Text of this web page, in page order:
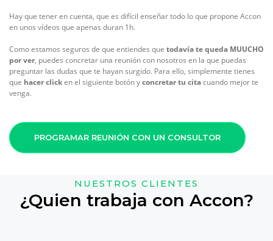
Hay que tener en cuenta, que es difícil enseñar todo lo que propone Accon
en unos vídeos que apenas duran 1h.
Como estamos seguros de que entiendes que todavía te queda MUUCHO
por ver, puedes concretar una reunión con nosotros en la que puedas
preguntar las dudas que te hayan surgido. Para ello, simplemente tienes
que hacer clicken el siguiente botón yconcretar tu citacuando mejor te
venga.
PROGRAMAR REUNIÓN CON UN CONSULTOR
NUESTROS CLIENTES
¿Quien trabaja con Accon?